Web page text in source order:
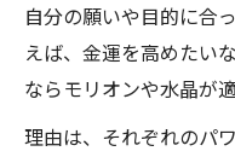
自分の願いや目的に合
えば、金運を高めたい
ならモリオンや水晶が
理由は、それぞれのパ